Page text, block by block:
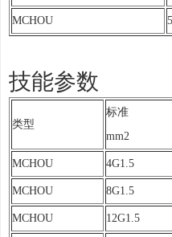
MCHOU
技能参数
类型
标准
mm2
MCHOU 4G1.5
MCHOU 8G1.5
MCHOU 12G1.5